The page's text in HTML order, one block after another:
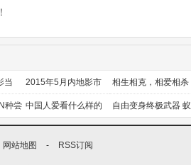
当 2015年5月内地影市
前瞻
相生相克，相爱相杀
种尝 中国人爱看什么样的
喜剧？
自由变身终极武器 蚁
人能力使用者大盘点
网站地图 - RSS订阅